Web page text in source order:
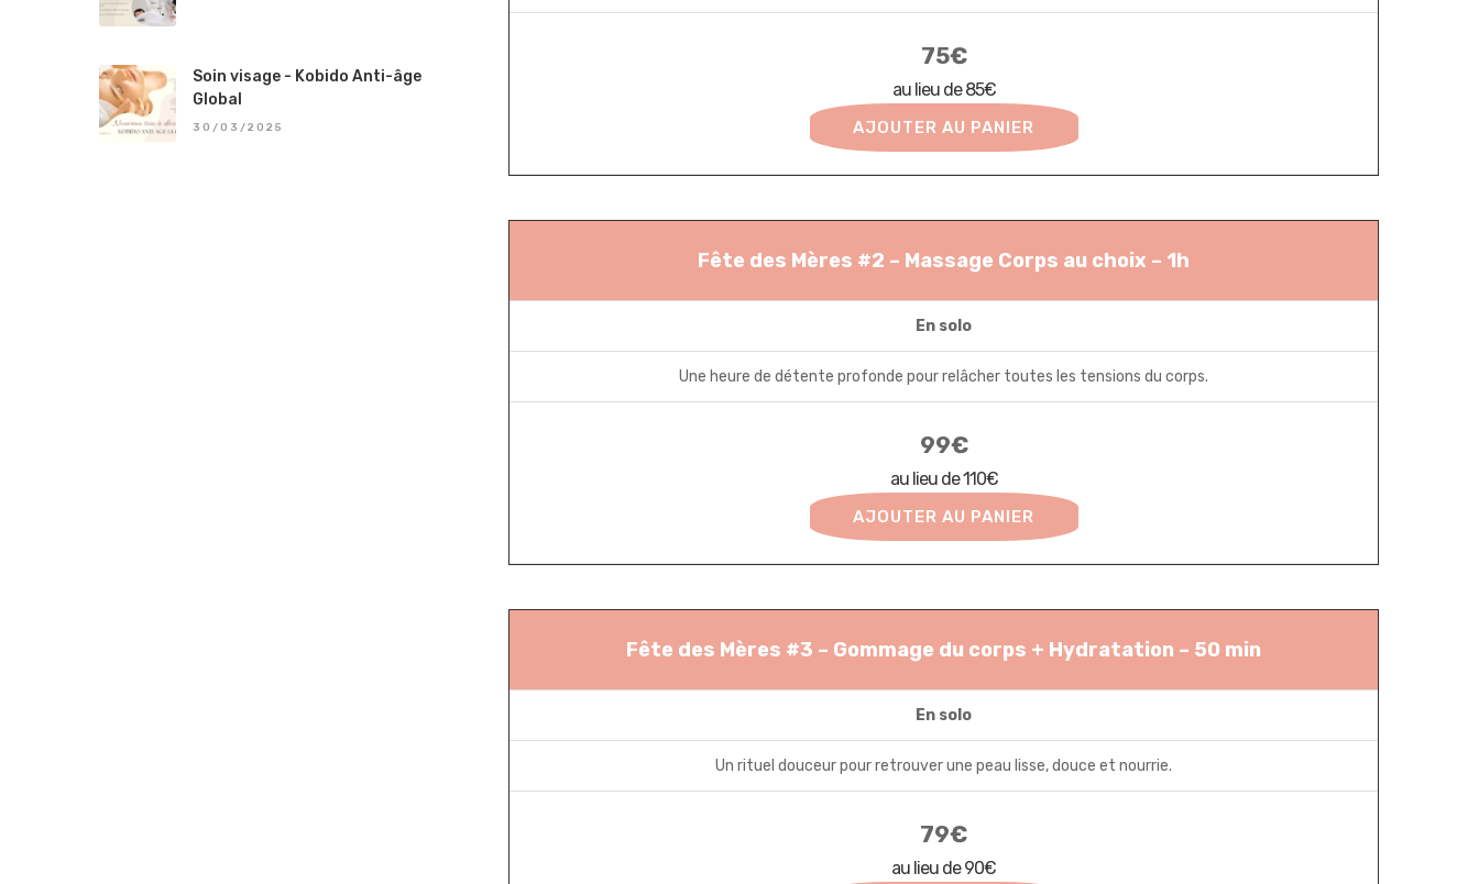
75€
au lieu de 85€
AJOUTER AU PANIER
Fête des Mères #2 – Massage Corps au choix – 1h
En solo
Une heure de détente profonde pour relâcher toutes les tensions du corps.
99€
au lieu de 110€
AJOUTER AU PANIER
Fête des Mères #3 – Gommage du corps + Hydratation – 50 min
En solo
Un rituel douceur pour retrouver une peau lisse, douce et nourrie.
79€
au lieu de 90€
Soin visage - Kobido Anti-âge
Global
30/03/2025